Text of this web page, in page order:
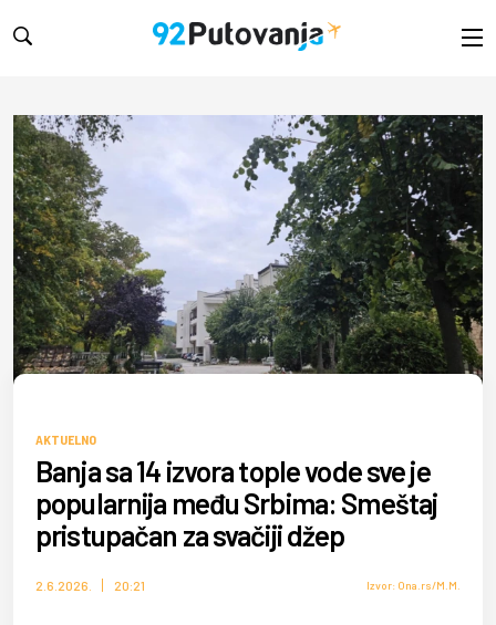
AKTUELNO
Banja sa 14 izvora tople vode sve je
popularnija među Srbima: Smeštaj
pristupačan za svačiji džep
2.6.2026. 20:21 Izvor: Ona.rs/M.M.